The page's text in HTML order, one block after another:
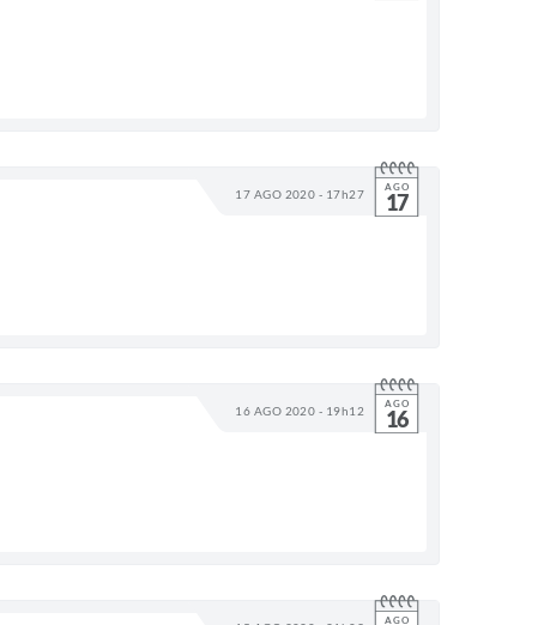
17 AGO 2020 - 17h27 AGO
17
16 AGO 2020 - 19h12 AGO
16
AGO